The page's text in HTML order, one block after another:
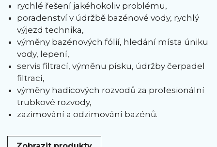
rychlé řešení jakéhokoliv problému,
poradenství v údržbě bazénové vody, rychlý
výjezd technika,
výměny bazénových fólií, hledání místa úniku
vody, lepení,
servis filtrací, výměnu písku, údržby čerpadel
filtrací,
výměny hadicových rozvodů za profesionální
trubkové rozvody,
zazimování a odzimování bazénů.